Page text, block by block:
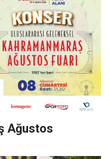
Ağustos